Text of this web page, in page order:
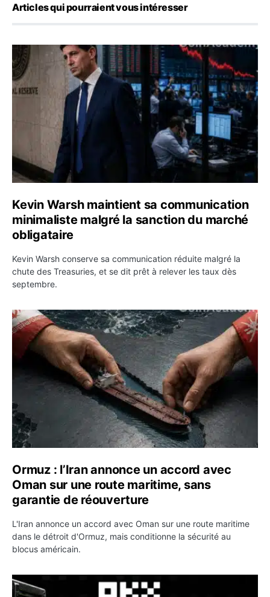
Articles qui pourraient vous intéresser
Kevin Warsh maintient sa communication minimaliste
Kevin Warsh maintient sa communication
minimaliste malgré la sanction du marché
obligataire
Kevin Warsh conserve sa communication réduite malgré la
chute des Treasuries, et se dit prêt à relever les taux dès
septembre.
Ormuz : l’Iran annonce un accord avec Oman sur une
Ormuz : l’Iran annonce un accord avec
Oman sur une route maritime, sans
garantie de réouverture
L'Iran annonce un accord avec Oman sur une route maritime
dans le détroit d'Ormuz, mais conditionne la sécurité au
blocus américain.
OKX relance une campagne Deposit Bonus : jusqu’à 5